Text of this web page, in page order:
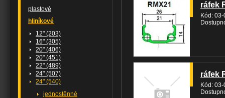
ráfek
Kód:
ráfek
Kód:
plastové
hliníkové
12" (203)
16" (305)
20" (406)
20" (451)
22" (489)
24" (507)
24" (540)
jednostěnné